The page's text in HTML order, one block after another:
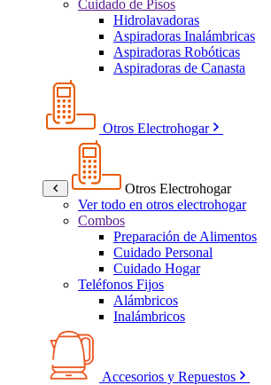
Cuidado de Pisos
Hidrolavadoras
Aspiradoras Inalámbricas
Aspiradoras Robóticas
Aspiradoras de Canasta
Otros Electrohogar
Otros Electrohogar
Ver todo en otros electrohogar
Combos
Preparación de Alimentos
Cuidado Personal
Cuidado Hogar
Teléfonos Fijos
Alámbricos
Inalámbricos
Accesorios y Repuestos